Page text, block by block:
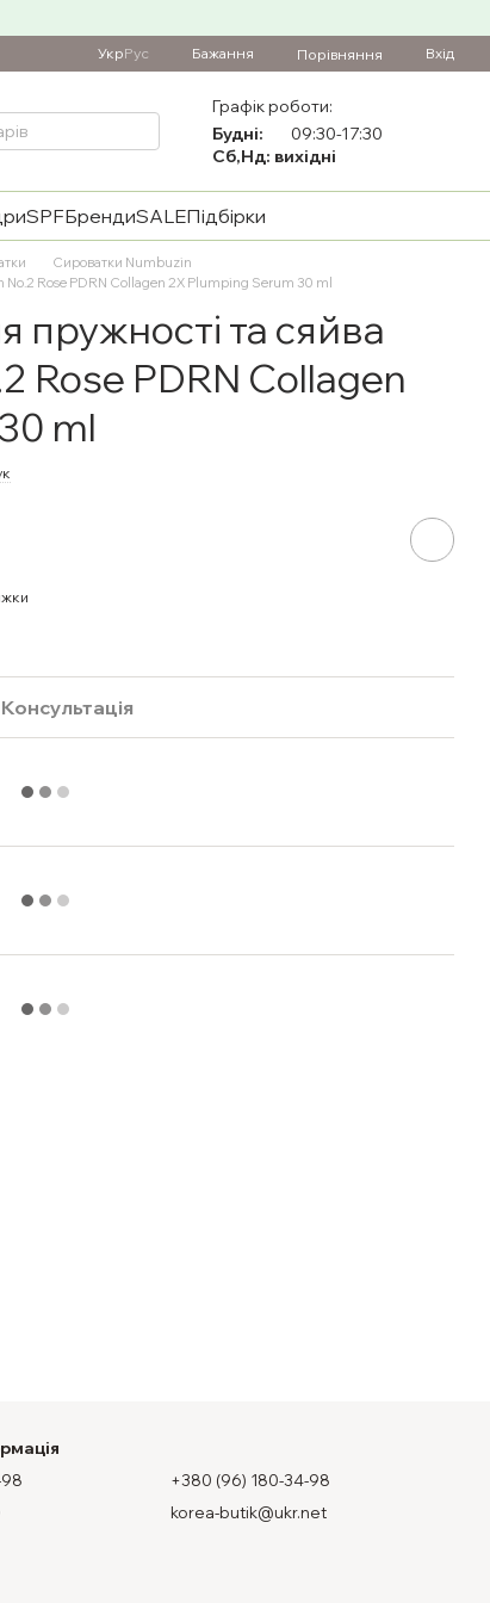
УкрРус Бажання Порівняння Вхід
Графік роботи:
Будні:
09:30-17:30
Сб,Нд: вихідні
SPFБрендиSALEПідбірки
Сироватки Numbuzin
Rose PDRN Collagen 2X Plumping Serum 30 ml
та сяйва
Rose PDRN Collagen
ml
Консультація
+380 (96) 180-34-98
korea-butik@ukr.net